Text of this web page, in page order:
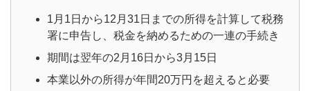
1月1日から12月31日までの所得を計算して税務
署に申告し、税金を納めるための一連の手続き
期間は翌年の2月16日から3月15日
本業以外の所得が年間20万円を超えると必要